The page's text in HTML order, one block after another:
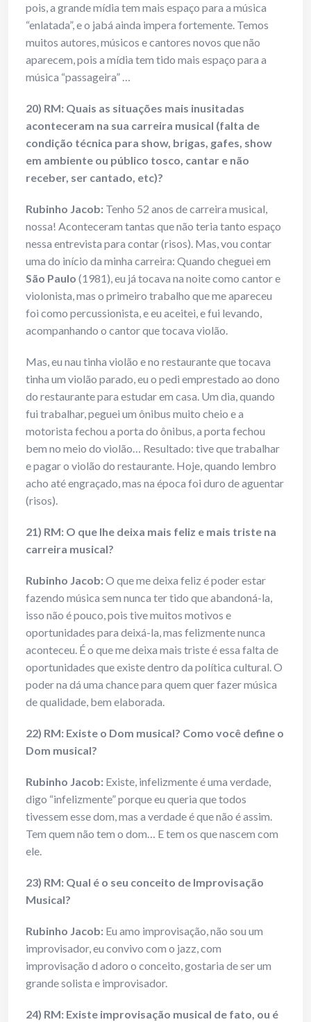
pois, a grande mídia tem mais espaço para a música
“enlatada”, e o jabá ainda impera fortemente. Temos
muitos autores, músicos e cantores novos que não
aparecem, pois a mídia tem tido mais espaço para a
música “passageira” …
20) RM: Quais as situações mais inusitadas
aconteceram na sua carreira musical (falta de
condição técnica para show, brigas, gafes, show
em ambiente ou público tosco, cantar e não
receber, ser cantado, etc)?
Rubinho Jacob: Tenho 52 anos de carreira musical,
nossa! Aconteceram tantas que não teria tanto espaço
nessa entrevista para contar (risos). Mas, vou contar
uma do início da minha carreira: Quando cheguei em
São Paulo (1981), eu já tocava na noite como cantor e
violonista, mas o primeiro trabalho que me apareceu
foi como percussionista, e eu aceitei, e fui levando,
acompanhando o cantor que tocava violão.
Mas, eu nau tinha violão e no restaurante que tocava
tinha um violão parado, eu o pedi emprestado ao dono
do restaurante para estudar em casa. Um dia, quando
fui trabalhar, peguei um ônibus muito cheio e a
motorista fechou a porta do ônibus, a porta fechou
bem no meio do violão… Resultado: tive que trabalhar
e pagar o violão do restaurante. Hoje, quando lembro
acho até engraçado, mas na época foi duro de aguentar
(risos).
21) RM: O que lhe deixa mais feliz e mais triste na
carreira musical?
Rubinho Jacob:O que me deixa feliz é poder estar
fazendo música sem nunca ter tido que abandoná-la,
isso não é pouco, pois tive muitos motivos e
oportunidades para deixá-la, mas felizmente nunca
aconteceu. É o que me deixa mais triste é essa falta de
oportunidades que existe dentro da política cultural. O
poder na dá uma chance para quem quer fazer música
de qualidade, bem elaborada.
22) RM: Existe o Dom musical? Como você define o
Dom musical?
Rubinho Jacob: Existe, infelizmente é uma verdade,
digo “infelizmente” porque eu queria que todos
tivessem esse dom, mas a verdade é que não é assim.
Tem quem não tem o dom… E tem os que nascem com
ele.
23) RM: Qual é o seu conceito de Improvisação
Musical?
Rubinho Jacob: Eu amo improvisação, não sou um
improvisador, eu convivo com o jazz, com
improvisação d adoro o conceito, gostaria de ser um
grande solista e improvisador.
24) RM: Existe improvisação musical de fato, ou é